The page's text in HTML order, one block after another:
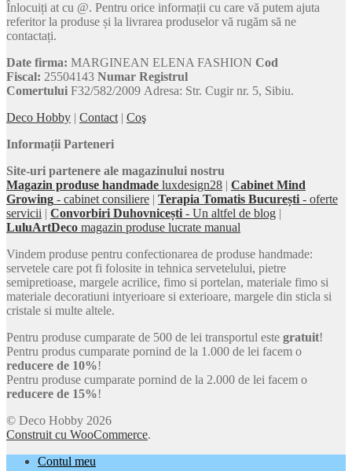
Înlocuiți at cu @. Pentru orice informații cu care vă putem ajuta
referitor la produse și la livrarea produselor vă rugăm să ne
contactați.
Date firma: MARGINEAN ELENA FASHION Cod
Fiscal: 25504143 Numar Registrul
Comertului F32/582/2009 Adresa: Str. Cugir nr. 5, Sibiu.
Deco Hobby | Contact | Coş
Informații Parteneri
Site-uri partenere ale magazinului nostru
Magazin produse handmade luxdesign28 | Cabinet Mind
Growing - cabinet consiliere | Terapia Tomatis București - oferte
servicii | Convorbiri Duhovnicești - Un altfel de blog |
LuluArtDeco magazin produse lucrate manual
Vindem produse pentru confectionarea de produse handmade:
servetele care pot fi folosite in tehnica servetelului, pietre
semipretioase, margele acrilice, fimo si portelan, materiale fimo si
materiale decoratiuni intyerioare si exterioare, margele din sticla si
cristale si multe altele.
Pentru produse cumparate de 500 de lei transportul este gratuit!
Pentru produs cumparate pornind de la 1.000 de lei facem o
reducere de 10%!
Pentru produse cumparate pornind de la 2.000 de lei facem o
reducere de 15%!
© Deco Hobby 2026
Construit cu WooCommerce.
Contul meu